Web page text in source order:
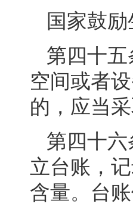
国家鼓
第四十
空间或者
的，应当
第四十
立台账，
含量。台